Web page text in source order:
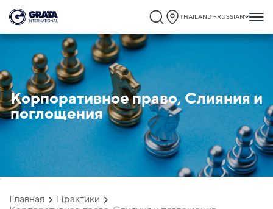
THAILAND - RUSSIAN
Корпоративное право, Слияния и
поглощения
`
Главная
Практики